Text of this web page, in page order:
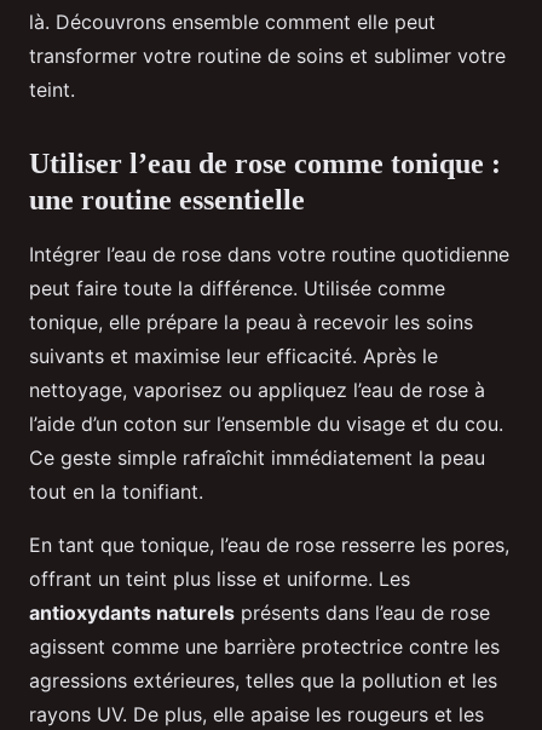
là. Découvrons ensemble comment elle peut
transformer votre routine de soins et sublimer votre
teint.
Utiliser l’eau de rose comme tonique :
une routine essentielle
Intégrer l’eau de rose dans votre routine quotidienne
peut faire toute la différence. Utilisée comme
tonique, elle prépare la peau à recevoir les soins
suivants et maximise leur efficacité. Après le
nettoyage, vaporisez ou appliquez l’eau de rose à
l’aide d’un coton sur l’ensemble du visage et du cou.
Ce geste simple rafraîchit immédiatement la peau
tout en la tonifiant.
En tant que tonique, l’eau de rose resserre les pores,
offrant un teint plus lisse et uniforme. Les
antioxydants naturels présents dans l’eau de rose
agissent comme une barrière protectrice contre les
agressions extérieures, telles que la pollution et les
rayons UV. De plus, elle apaise les rougeurs et les